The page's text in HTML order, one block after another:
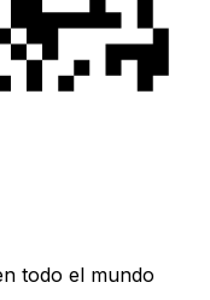
todo el mundo